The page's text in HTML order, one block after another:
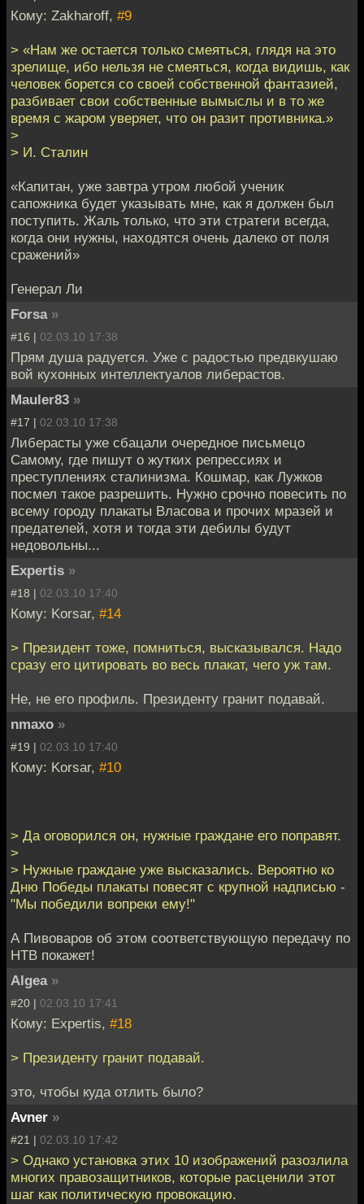
Кому: Zakharoff, #9
> «Нам же остается только смеяться, глядя на это
зрелище, ибо нельзя не смеяться, когда видишь, как
человек борется со своей собственной фантазией,
разбивает свои собственные вымыслы и в то же
время с жаром уверяет, что он разит противника.»
>
> И. Сталин
«Капитан, уже завтра утром любой ученик
сапожника будет указывать мне, как я должен был
поступить. Жаль только, что эти стратеги всегда,
когда они нужны, находятся очень далеко от поля
сражений»
Генерал Ли
Forsa »
#16 | 02.03.10 17:38
Прям душа радуется. Уже с радостью предвкушаю
вой кухонных интеллектуалов либерастов.
Mauler83 »
#17 | 02.03.10 17:38
Либерасты уже сбацали очередное письмецо
Самому, где пишут о жутких репрессиях и
преступлениях сталинизма. Кошмар, как Лужков
посмел такое разрешить. Нужно срочно повесить по
всему городу плакаты Власова и прочих мразей и
предателей, хотя и тогда эти дебилы будут
недовольны...
Expertis »
#18 | 02.03.10 17:40
Кому: Korsar, #14
> Президент тоже, помниться, высказывался. Надо
сразу его цитировать во весь плакат, чего уж там.
Не, не его профиль. Президенту гранит подавай.
nmaxo »
#19 | 02.03.10 17:40
Кому: Korsar, #10
> Да оговорился он, нужные граждане его поправят.
>
> Нужные граждане уже высказались. Вероятно ко
Дню Победы плакаты повесят с крупной надписью -
"Мы победили вопреки ему!"
А Пивоваров об этом соответствующую передачу по
НТВ покажет!
Algea »
#20 | 02.03.10 17:41
Кому: Expertis, #18
> Президенту гранит подавай.
это, чтобы куда отлить было?
Avner »
#21 | 02.03.10 17:42
> Однако установка этих 10 изображений разозлила
многих правозащитников, которые расценили этот
шаг как политическую провокацию.